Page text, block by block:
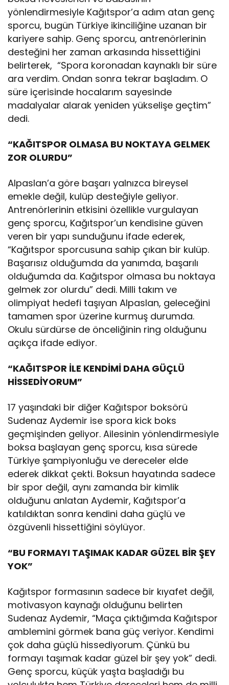
yönlendirmesiyle Kağıtspor’a adım atan genç
sporcu, bugün Türkiye ikinciliğine uzanan bir
kariyere sahip. Genç sporcu, antrenörlerinin
desteğini her zaman arkasında hissettiğini
belirterek, “Spora koronadan kaynaklı bir süre
ara verdim. Ondan sonra tekrar başladım. O
süre içerisinde hocalarım sayesinde
madalyalar alarak yeniden yükselişe geçtim”
dedi.
“KAĞITSPOR OLMASA BU NOKTAYA GELMEK
ZOR OLURDU”
Alpaslan’a göre başarı yalnızca bireysel
emekle değil, kulüp desteğiyle geliyor.
Antrenörlerinin etkisini özellikle vurgulayan
genç sporcu, Kağıtspor’un kendisine güven
veren bir yapı sunduğunu ifade ederek,
“Kağıtspor sporcusuna sahip çıkan bir kulüp.
Başarısız olduğumda da yanımda, başarılı
olduğumda da. Kağıtspor olmasa bu noktaya
gelmek zor olurdu” dedi. Milli takım ve
olimpiyat hedefi taşıyan Alpaslan, geleceğini
tamamen spor üzerine kurmuş durumda.
Okulu sürdürse de önceliğinin ring olduğunu
açıkça ifade ediyor.
“KAĞITSPOR İLE KENDİMİ DAHA GÜÇLÜ
HİSSEDİYORUM”
17 yaşındaki bir diğer Kağıtspor boksörü
Sudenaz Aydemir ise spora kick boks
geçmişinden geliyor. Ailesinin yönlendirmesiyle
boksa başlayan genç sporcu, kısa sürede
Türkiye şampiyonluğu ve dereceler elde
ederek dikkat çekti. Boksun hayatında sadece
bir spor değil, aynı zamanda bir kimlik
olduğunu anlatan Aydemir, Kağıtspor’a
katıldıktan sonra kendini daha güçlü ve
özgüvenli hissettiğini söylüyor.
“BU FORMAYI TAŞIMAK KADAR GÜZEL BİR ŞEY
YOK”
Kağıtspor formasının sadece bir kıyafet değil,
motivasyon kaynağı olduğunu belirten
Sudenaz Aydemir, “Maça çıktığımda Kağıtspor
amblemini görmek bana güç veriyor. Kendimi
çok daha güçlü hissediyorum. Çünkü bu
formayı taşımak kadar güzel bir şey yok” dedi.
Genç sporcu, küçük yaşta başladığı bu